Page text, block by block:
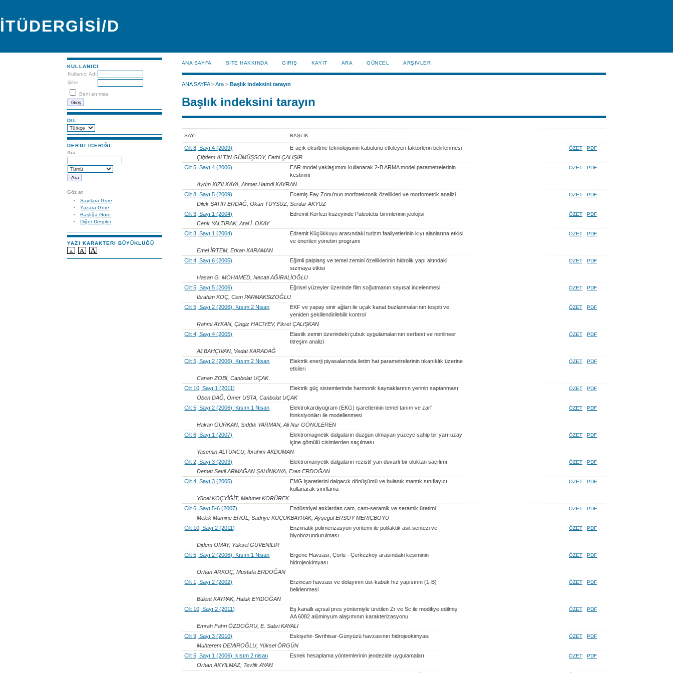
İTÜDERGİSİ/D
KULLANICI
Kullanıcı Adı
Şifre
Beni anımsa
DIL
DERGI ICERIĞI
Ara
Göz at
Sayılara Göre
Yazara Göre
Başlığa Göre
Diğer Dergiler
YAZI KARAKTERI BÜYÜKLÜĞÜ
ANA SAYFA SİTE HAKKINDA GIRIŞ KAYIT ARA GÜNCEL ARŞIVLER
ANA SAYFA>Ara> Başlık indeksini tarayın
Başlık indeksini tarayın
SAYI BAŞLIK
Cilt 8, Sayı 4 (2009) E-açık eksiltme teknolojisinin kabulünü etkileyen faktörlerin belirlenmesi ÖZET PDF
Çiğdem ALTIN GÜMÜŞSOY, Fethi ÇALIŞIR
Cilt 5, Sayı 4 (2006)
EAR model yaklaşımını kullanarak 2-B ARMA model parametrelerinin
kestirimi
ÖZET PDF
Aydın KIZILKAYA, Ahmet Hamdi KAYRAN
Cilt 8, Sayı 5 (2009)
Ecemiş Fay Zonu'nun morfotektonik özellikleri ve morfometrik analizi ÖZET PDF
Dilek ŞATIR ERDAĞ, Okan TÜYSÜZ, Serdar AKYÜZ
Cilt 3, Sayı 1 (2004)
Edremit Körfezi kuzeyinde Paleotetis birimlerinin jeolojisi ÖZET PDF
Cenk YALTIRAK, Aral İ. OKAY
Cilt 3, Sayı 1 (2004)
Edremit Küçükkuyu arasındaki turizm faaliyetlerinin kıyı alanlarına etkisi
ve önerilen yönetim programı
ÖZET PDF
Emel İRTEM, Erkan KARAMAN
Cilt 4, Sayı 6 (2005)
Eğimli palplanş ve temel zemini özelliklerinin hidrolik yapı altındaki
sızmaya etkisi
ÖZET PDF
Hasan G. MOHAMED, Necati AĞIRALİOĞLU
Cilt 5, Sayı 5 (2006)
Eğrisel yüzeyler üzerinde film soğutmanın sayısal incelenmesi ÖZET PDF
İbrahim KOÇ, Cem PARMAKSIZOĞLU
Cilt 5, Sayı 2 (2006): Kısım 2 Nisan
EKF ve yapay sinir ağları ile uçak kanat buzlanmalarının tespiti ve
yeniden şekillendirilebilir kontrol
ÖZET PDF
Rahmi AYKAN, Çingiz HACIYEV, Fikret ÇALIŞKAN
Cilt 4, Sayı 4 (2005)
Elastik zemin üzerindeki çubuk uygulamalarının serbest ve nonlineer
titreşim analizi
ÖZET PDF
Ali BAHÇIVAN, Vedat KARADAĞ
Cilt 5, Sayı 2 (2006): Kısım 2 Nisan
Elektrik enerji piyasalarında iletim hat parametrelerinin tıkanıklık üzerine
etkileri
ÖZET PDF
Canan ZOBİ, Canbolat UÇAK
Cilt 10, Sayı 1 (2011)
Elektrik güç sistemlerinde harmonik kaynaklarının yerinin saptanması ÖZET PDF
Oben DAĞ, Ömer USTA, Canbolat UÇAK
Cilt 5, Sayı 2 (2006): Kısım 1 Nisan
Elektrokardiyogram (EKG) işaretlerinin temel tanım ve zarf
fonksiyonları ile modellenmesi
ÖZET PDF
Hakan GÜRKAN, Sıddık YARMAN, Ali Nur GÖNÜLEREN
Cilt 6, Sayı 1 (2007)
Elektromagnetik dalgaların düzgün olmayan yüzeye sahip bir yarı-uzay
içine gömülü cisimlerden saçılması
ÖZET PDF
Yasemin ALTUNCU, İbrahim AKDUMAN
Cilt 2, Sayı 3 (2003)
Elektromanyetik dalgaların rezistif yan duvarlı bir oluktan saçılımı ÖZET PDF
Demet Sevil ARMAĞAN ŞAHİNKAYA, Eren ERDOĞAN
Cilt 4, Sayı 3 (2005)
EMG işaretlerini dalgacık dönüşümü ve bulanık mantık sınıflayıcı
kullanarak sınıflama
ÖZET PDF
Yücel KOÇYİĞİT, Mehmet KORÜREK
Cilt 6, Sayı 5-6 (2007)
Endüstriyel atıklardan cam, cam-seramik ve seramik üretimi ÖZET PDF
Melek Mümine EROL, Sadriye KÜÇÜKBAYRAK, Ayşegül ERSOY-MERİÇBOYU
Cilt 10, Sayı 2 (2011)
Enzimatik polimerizasyon yöntemi ile polilaktik asit sentezi ve
biyobozundurulması
ÖZET PDF
Didem OMAY, Yüksel GÜVENİLİR
Cilt 5, Sayı 2 (2006): Kısım 1 Nisan
Ergene Havzası, Çorlu - Çerkezköy arasındaki kesiminin
hidrojeokimyası
ÖZET PDF
Orhan ARKOÇ, Mustafa ERDOĞAN
Cilt 1, Sayı 2 (2002)
Erzincan havzası ve dolayının üst-kabuk hız yapısının (1-B)
belirlenmesi
ÖZET PDF
Bülent KAYPAK, Haluk EYİDOĞAN
Cilt 10, Sayı 2 (2011)
Eş kanallı açısal pres yöntemiyle üretilen Zr ve Sc ile modifiye edilmiş
AA 6082 alüminyum alaşımının karakterizasyonu
ÖZET PDF
Emrah Fahri ÖZDOĞRU, E. Sabri KAYALI
Cilt 9, Sayı 3 (2010)
Eskişehir-Sivrihisar-Günyüzü havzasının hidrojeokimyası ÖZET PDF
Muhterem DEMİROĞLU, Yüksel ÖRGÜN
Cilt 5, Sayı 1 (2006): kısım 2 nisan
Esnek hesaplama yöntemlerinin jeodezide uygulamaları ÖZET PDF
Orhan AKYILMAZ, Tevfik AYAN